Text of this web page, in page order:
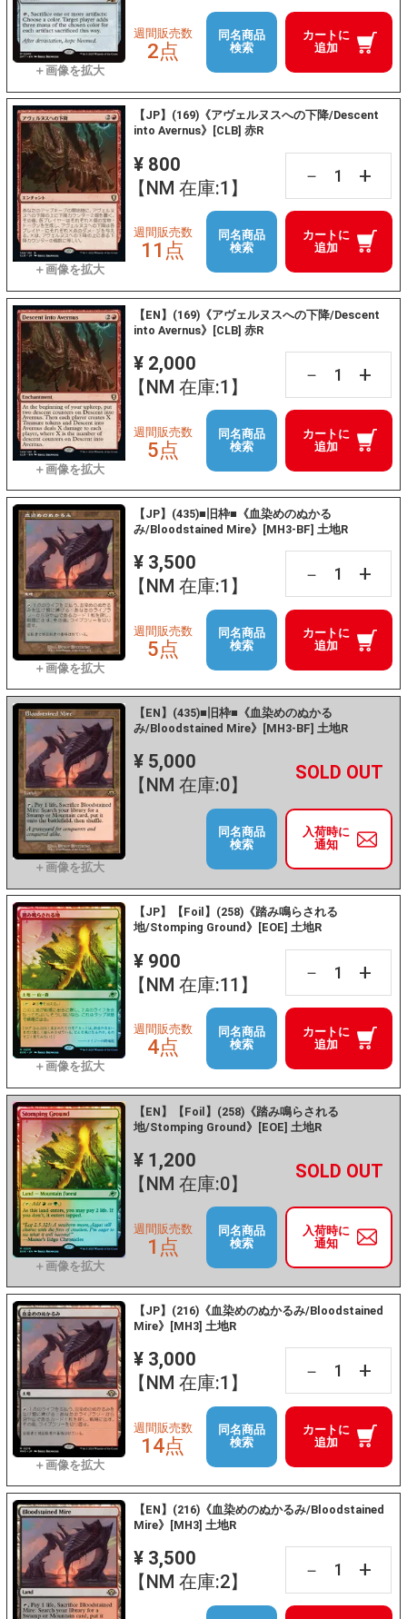
カートに
追加
週間販売数
2点
同名商品
検索
【JP】(169)《アヴェルヌスへの下降/Descent
into Avernus》[CLB] 赤R
¥ 800
【NM 在庫:1】
－ +
カートに
追加
週間販売数
11点
同名商品
検索
【EN】(169)《アヴェルヌスへの下降/Descent
into Avernus》[CLB] 赤R
¥ 2,000
【NM 在庫:1】
－ +
カートに
追加
週間販売数
5点
同名商品
検索
【JP】(435)■旧枠■《血染めのぬかる
み/Bloodstained Mire》[MH3-BF] 土地R
¥ 3,500
【NM 在庫:1】
－ +
カートに
追加
週間販売数
5点
同名商品
検索
【EN】(435)■旧枠■《血染めのぬかる
み/Bloodstained Mire》[MH3-BF] 土地R
¥ 5,000
【NM 在庫:0】
－ +
入荷時に
通知
同名商品
検索
【JP】【Foil】(258)《踏み鳴らされる
地/Stomping Ground》[EOE] 土地R
¥ 900
【NM 在庫:11】
－ +
カートに
追加
週間販売数
4点
同名商品
検索
【EN】【Foil】(258)《踏み鳴らされる
地/Stomping Ground》[EOE] 土地R
¥ 1,200
【NM 在庫:0】
－ +
入荷時に
通知
週間販売数
1点
同名商品
検索
【JP】(216)《血染めのぬかるみ/Bloodstained
Mire》[MH3] 土地R
¥ 3,000
【NM 在庫:1】
－ +
カートに
追加
週間販売数
14点
同名商品
検索
【EN】(216)《血染めのぬかるみ/Bloodstained
Mire》[MH3] 土地R
¥ 3,500
【NM 在庫:2】
－ +